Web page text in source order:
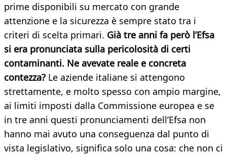
prime disponibili su mercato con grande
attenzione e la sicurezza è sempre stato tra i
criteri di scelta primari. Già tre anni fa però l’Efsa
si era pronunciata sulla pericolosità di certi
contaminanti. Ne avevate reale e concreta
contezza? Le aziende italiane si attengono
strettamente, e molto spesso con ampio margine,
ai limiti imposti dalla Commissione europea e se
in tre anni questi pronunciamenti dell’Efsa non
hanno mai avuto una conseguenza dal punto di
vista legislativo, significa solo una cosa: che non ci